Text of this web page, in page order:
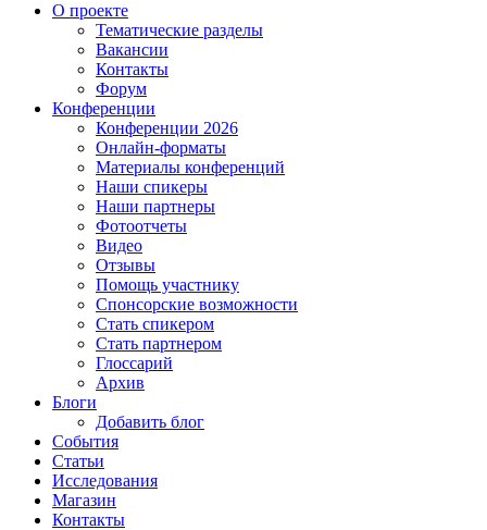
О проекте
Тематические разделы
Вакансии
Контакты
Форум
Конференции
Конференции 2026
Онлайн-форматы
Материалы конференций
Наши спикеры
Наши партнеры
Фотоотчеты
Видео
Отзывы
Помощь участнику
Спонсорские возможности
Стать спикером
Стать партнером
Глоссарий
Архив
Блоги
Добавить блог
События
Статьи
Исследования
Магазин
Контакты